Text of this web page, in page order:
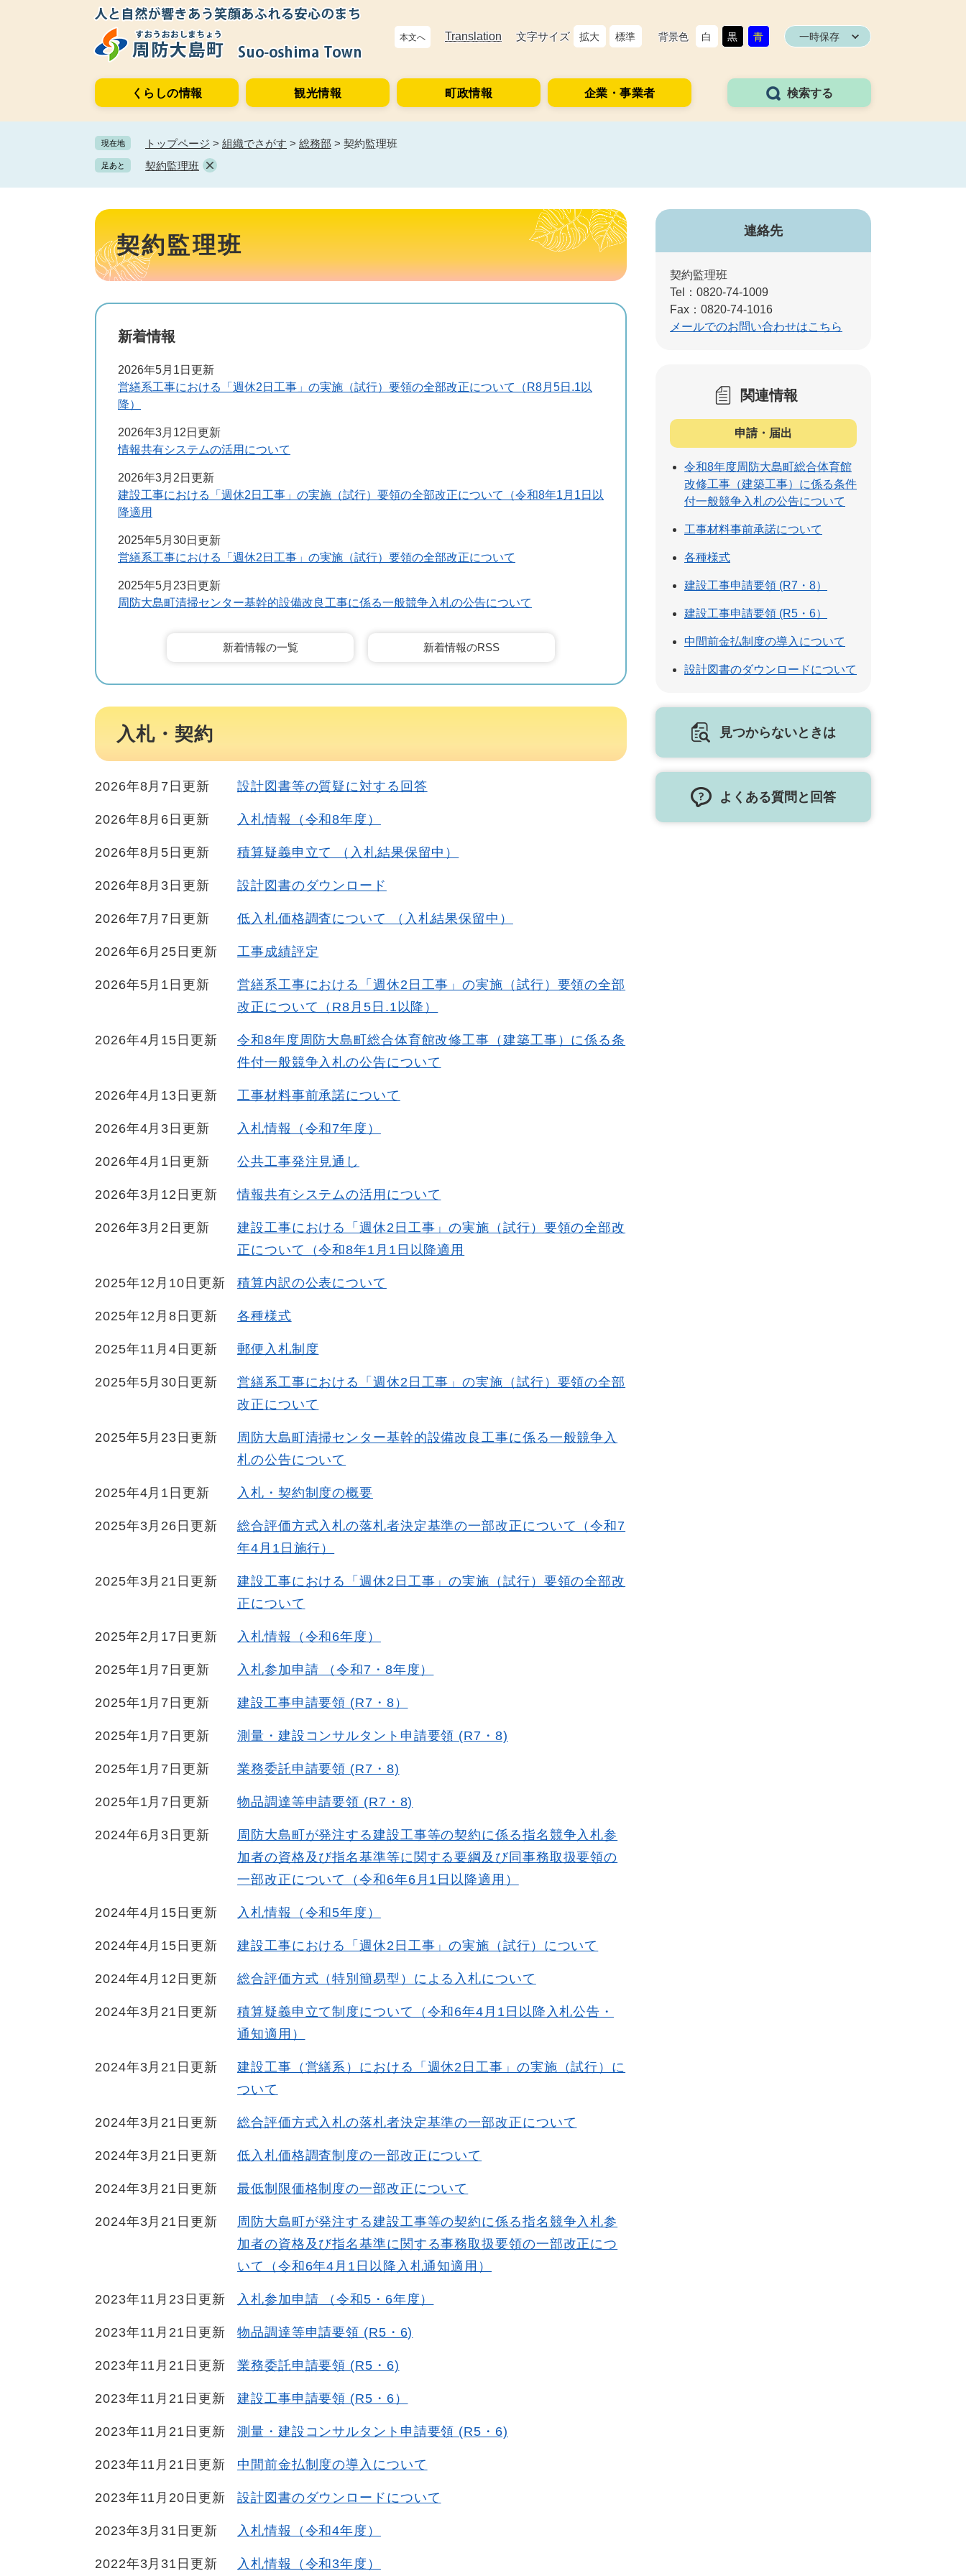
本文へ Translation 文字サイズ 拡大 標準 背景色 白 黒 青 一時保存
くらしの情報 観光情報 町政情報 企業・事業者 検索する
現在地 トップページ > 組織でさがす > 総務部 > 契約監理班
足あと 契約監理班
本
契約監理班
新着情報
2026年5月1日更新
営繕系工事における「週休2日工事」の実施（試行）要領の全部改正について（R8月5日.1以
降）
2026年3月12日更新
情報共有システムの活用について
2026年3月2日更新
建設工事における「週休2日工事」の実施（試行）要領の全部改正について（令和8年1月1日以
降適用
2025年5月30日更新
営繕系工事における「週休2日工事」の実施（試行）要領の全部改正について
2025年5月23日更新
周防大島町清掃センター基幹的設備改良工事に係る一般競争入札の公告について
新着情報の一覧 新着情報のRSS
入札・契約
2026年8月7日更新 設計図書等の質疑に対する回答
2026年8月6日更新 入札情報（令和8年度）
2026年8月5日更新 積算疑義申立て （入札結果保留中）
2026年8月3日更新 設計図書のダウンロード
2026年7月7日更新 低入札価格調査について （入札結果保留中）
2026年6月25日更新 工事成績評定
2026年5月1日更新
営繕系工事における「週休2日工事」の実施（試行）要領の全部
改正について（R8月5日.1以降）
2026年4月15日更新
令和8年度周防大島町総合体育館改修工事（建築工事）に係る条
件付一般競争入札の公告について
2026年4月13日更新 工事材料事前承諾について
2026年4月3日更新 入札情報（令和7年度）
2026年4月1日更新 公共工事発注見通し
2026年3月12日更新 情報共有システムの活用について
2026年3月2日更新
建設工事における「週休2日工事」の実施（試行）要領の全部改
正について（令和8年1月1日以降適用
2025年12月10日更新 積算内訳の公表について
2025年12月8日更新 各種様式
2025年11月4日更新 郵便入札制度
2025年5月30日更新
営繕系工事における「週休2日工事」の実施（試行）要領の全部
改正について
2025年5月23日更新
周防大島町清掃センター基幹的設備改良工事に係る一般競争入
札の公告について
2025年4月1日更新 入札・契約制度の概要
2025年3月26日更新
総合評価方式入札の落札者決定基準の一部改正について（令和7
年4月1日施行）
2025年3月21日更新
建設工事における「週休2日工事」の実施（試行）要領の全部改
正について
2025年2月17日更新 入札情報（令和6年度）
2025年1月7日更新 入札参加申請 （令和7・8年度）
2025年1月7日更新 建設工事申請要領 (R7・8）
2025年1月7日更新 測量・建設コンサルタント申請要領 (R7・8)
2025年1月7日更新 業務委託申請要領 (R7・8)
2025年1月7日更新 物品調達等申請要領 (R7・8)
2024年6月3日更新
周防大島町が発注する建設工事等の契約に係る指名競争入札参
加者の資格及び指名基準等に関する要綱及び同事務取扱要領の
一部改正について（令和6年6月1日以降適用）
2024年4月15日更新 入札情報（令和5年度）
2024年4月15日更新 建設工事における「週休2日工事」の実施（試行）について
2024年4月12日更新 総合評価方式（特別簡易型）による入札について
2024年3月21日更新
積算疑義申立て制度について（令和6年4月1日以降入札公告・
通知適用）
2024年3月21日更新
建設工事（営繕系）における「週休2日工事」の実施（試行）に
ついて
2024年3月21日更新 総合評価方式入札の落札者決定基準の一部改正について
2024年3月21日更新 低入札価格調査制度の一部改正について
2024年3月21日更新 最低制限価格制度の一部改正について
2024年3月21日更新
周防大島町が発注する建設工事等の契約に係る指名競争入札参
加者の資格及び指名基準に関する事務取扱要領の一部改正につ
いて（令和6年4月1日以降入札通知適用）
2023年11月23日更新 入札参加申請 （令和5・6年度）
2023年11月21日更新 物品調達等申請要領 (R5・6)
2023年11月21日更新 業務委託申請要領 (R5・6)
2023年11月21日更新 建設工事申請要領 (R5・6）
2023年11月21日更新 測量・建設コンサルタント申請要領 (R5・6)
2023年11月21日更新 中間前金払制度の導入について
2023年11月20日更新 設計図書のダウンロードについて
2023年3月31日更新 入札情報（令和4年度）
2022年3月31日更新 入札情報（令和3年度）
連絡先
契約監理班
Tel：0820-74-1009
Fax：0820-74-1016
メールでのお問い合わせはこちら
関連情報
申請・届出
令和8年度周防大島町総合体育館
改修工事（建築工事）に係る条件
付一般競争入札の公告について
工事材料事前承諾について
各種様式
建設工事申請要領 (R7・8）
建設工事申請要領 (R5・6）
中間前金払制度の導入について
設計図書のダウンロードについて
見つからないときは
よくある質問と回答